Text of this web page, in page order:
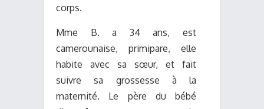
corps.
Mme B. a 34 ans, est
camerounaise, primipare, elle
habite avec sa sœur, et fait
suivre sa grossesse à la
maternité. Le père du bébé